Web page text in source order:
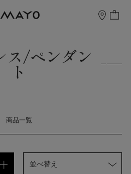
ス/ペンダン
ト
商品一覧
並べ替え